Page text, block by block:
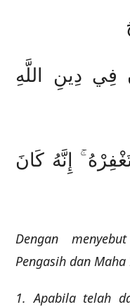
فِي دِينِ اللَّهِ
إِنَّهُ كَانَ
Dengan
Pengasih dan Maha
1. Apabila telah